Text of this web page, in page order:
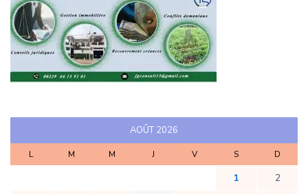
AOÛT 2026
L M M J V S D
1
2